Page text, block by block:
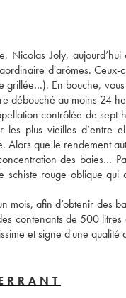
Nicolas Joly,
d'arômes.
En bouche,
débouché au moins 24
contrôlée de
plus vieilles d’entre
Alors que le rendement
des baies…
schiste rouge oblique
mois, afin d’obtenir des
contenants de 500
et signe d'une